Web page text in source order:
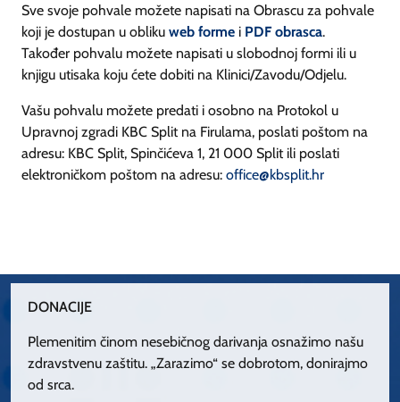
Sve svoje pohvale možete napisati na Obrascu za pohvale
koji je dostupan u obliku web forme i PDF obrasca.
Također pohvalu možete napisati u slobodnoj formi ili u
knjigu utisaka koju ćete dobiti na Klinici/Zavodu/Odjelu.
Vašu pohvalu možete predati i osobno na Protokol u
Upravnoj zgradi KBC Split na Firulama, poslati poštom na
adresu: KBC Split, Spinčićeva 1, 21 000 Split ili poslati
elektroničkom poštom na adresu: office@kbsplit.hr
DONACIJE
Plemenitim činom nesebičnog darivanja osnažimo našu
zdravstvenu zaštitu. „Zarazimo“ se dobrotom, donirajmo
od srca.